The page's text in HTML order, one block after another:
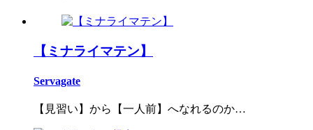
【ミナライマテン】
Servagate
【見習い】から【一人前】へなれるのか…